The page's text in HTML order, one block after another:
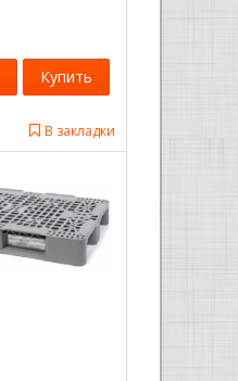
В закладки
Купить